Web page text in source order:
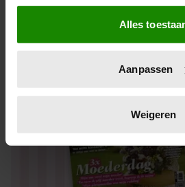
Als u het toestaat, willen we ook
Informatie verzamelen over
die tot een paar meter
op specifieke eigenschappen
verwerkt en stel uw voorkeuren in
intrekken in de Cookieverklaring.
We gebruiken cookies om content
Alles
Aanpassen
Weigeren